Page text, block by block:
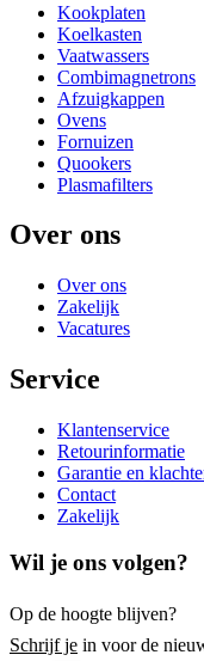
Kookplaten
Koelkasten
Vaatwassers
Combimagnetrons
Afzuigkappen
Ovens
Fornuizen
Quookers
Plasmafilters
Over ons
Over ons
Zakelijk
Vacatures
Service
Klantenservice
Retourinformatie
Garantie en
Contact
Zakelijk
Wil je ons volgen?
Op de hoogte blijven?
Schrijf je in voor de